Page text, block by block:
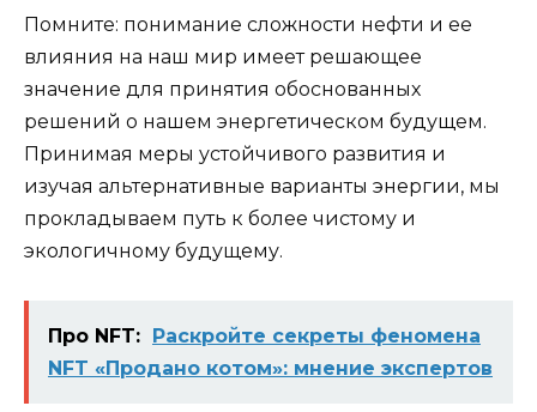
Помните: понимание сложности нефти и ее
влияния на наш мир имеет решающее
значение для принятия обоснованных
решений о нашем энергетическом будущем.
Принимая меры устойчивого развития и
изучая альтернативные варианты энергии, мы
прокладываем путь к более чистому и
экологичному будущему.
Про NFT: Раскройте секреты феномена
NFT «Продано котом»: мнение экспертов